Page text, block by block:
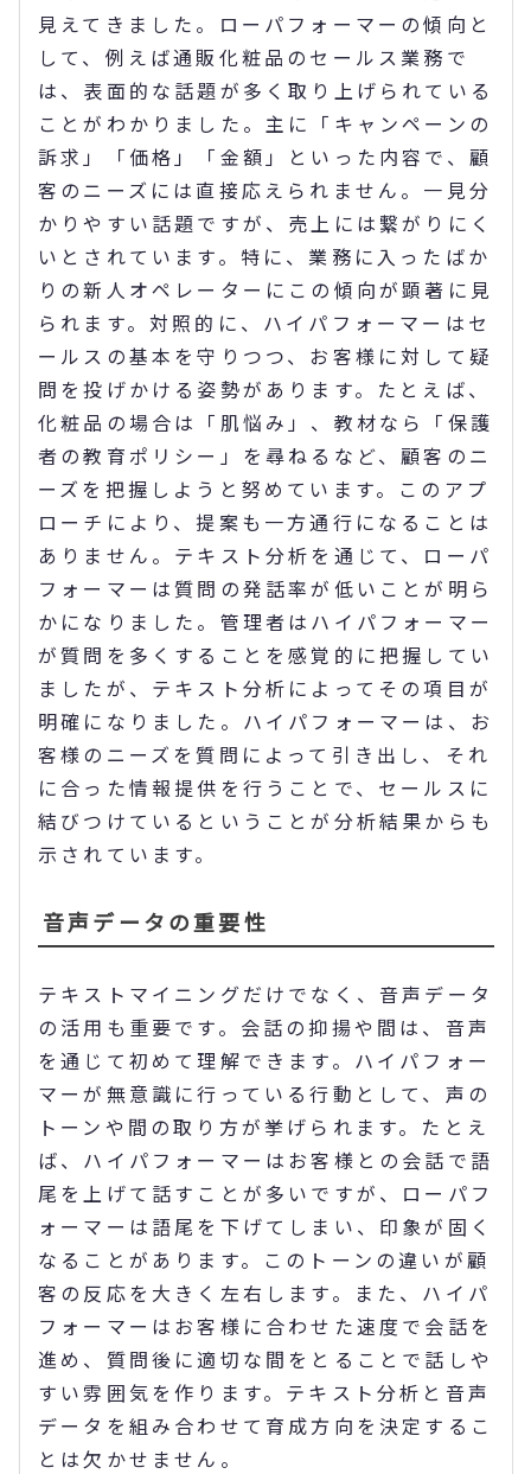
見えてきました。ローパフォーマーの傾向と
して、例えば通販化粧品のセールス業務で
は、表面的な話題が多く取り上げられている
ことがわかりました。主に「キャンペーンの
訴求」「価格」「金額」といった内容で、顧
客のニーズには直接応えられません。一見分
かりやすい話題ですが、売上には繋がりにく
いとされています。特に、業務に入ったばか
りの新人オペレーターにこの傾向が顕著に見
られます。対照的に、ハイパフォーマーはセ
ールスの基本を守りつつ、お客様に対して疑
問を投げかける姿勢があります。たとえば、
化粧品の場合は「肌悩み」、教材なら「保護
者の教育ポリシー」を尋ねるなど、顧客のニ
ーズを把握しようと努めています。このアプ
ローチにより、提案も一方通行になることは
ありません。テキスト分析を通じて、ローパ
フォーマーは質問の発話率が低いことが明ら
かになりました。管理者はハイパフォーマー
が質問を多くすることを感覚的に把握してい
ましたが、テキスト分析によってその項目が
明確になりました。ハイパフォーマーは、お
客様のニーズを質問によって引き出し、それ
に合った情報提供を行うことで、セールスに
結びつけているということが分析結果からも
示されています。
音声データの重要性
テキストマイニングだけでなく、音声データ
の活用も重要です。会話の抑揚や間は、音声
を通じて初めて理解できます。ハイパフォー
マーが無意識に行っている行動として、声の
トーンや間の取り方が挙げられます。たとえ
ば、ハイパフォーマーはお客様との会話で語
尾を上げて話すことが多いですが、ローパフ
ォーマーは語尾を下げてしまい、印象が固く
なることがあります。このトーンの違いが顧
客の反応を大きく左右します。また、ハイパ
フォーマーはお客様に合わせた速度で会話を
進め、質問後に適切な間をとることで話しや
すい雰囲気を作ります。テキスト分析と音声
データを組み合わせて育成方向を決定するこ
とは欠かせません。